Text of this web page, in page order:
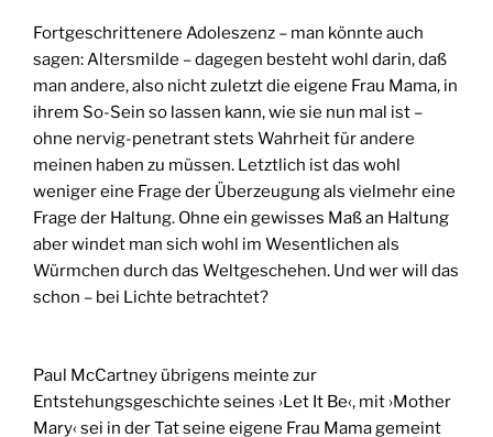
Fortgeschrittenere Adoleszenz – man könnte auch
sagen: Altersmilde – dagegen besteht wohl darin, daß
man andere, also nicht zuletzt die eigene Frau Mama, in
ihrem So-Sein so lassen kann, wie sie nun mal ist –
ohne nervig-penetrant stets Wahrheit für andere
meinen haben zu müssen. Letztlich ist das wohl
weniger eine Frage der Überzeugung als vielmehr eine
Frage der Haltung. Ohne ein gewisses Maß an Haltung
aber windet man sich wohl im Wesentlichen als
Würmchen durch das Weltgeschehen. Und wer will das
schon – bei Lichte betrachtet?
Paul McCartney übrigens meinte zur
Entstehungsgeschichte seines ›Let It Be‹, mit ›Mother
Mary‹ sei in der Tat seine eigene Frau Mama gemeint